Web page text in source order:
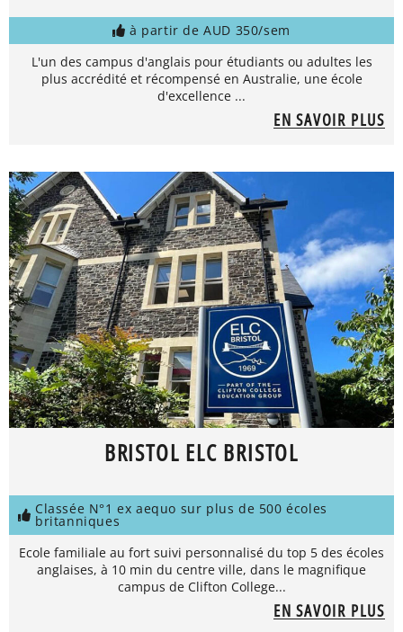
à partir de AUD 350/sem
L'un des campus d'anglais pour étudiants ou adultes les
plus accrédité et récompensé en Australie, une école
d'excellence ...
EN SAVOIR PLUS
BRISTOL ELC BRISTOL
Classée N°1 ex aequo sur plus de 500 écoles
britanniques
Ecole familiale au fort suivi personnalisé du top 5 des écoles
anglaises, à 10 min du centre ville, dans le magnifique
campus de Clifton College...
EN SAVOIR PLUS